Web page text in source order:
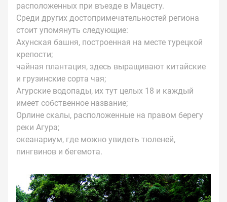
расположенных при въезде в Мацесту.
Среди других достопримечательностей региона
стоит упомянуть следующие:
Ахунская башня, построенная на месте турецкой
крепости;
чайная плантация, здесь выращивают китайские
и грузинские сорта чая;
Агурские водопады, их тут целых 18 и каждый
имеет собственное название;
Орлине скалы, расположенные на правом берегу
реки Агура;
океанариум, где можно увидеть тюленей,
пингвинов и бегемота.